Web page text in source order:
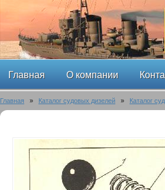
Главная О компании
Главная » Каталог судовых дизелей » Каталог